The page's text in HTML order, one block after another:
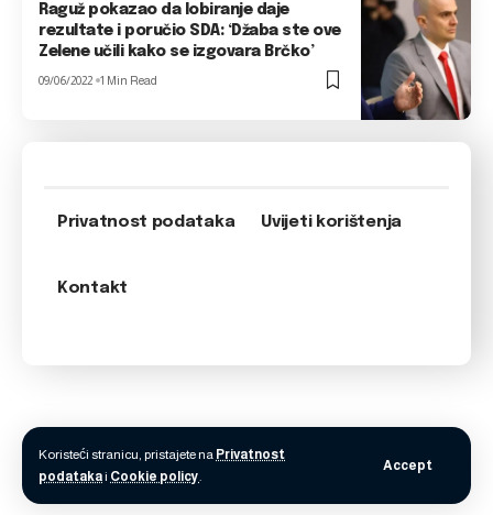
Koristeći stranicu, pristajete na Privatnost
podatakai Cookie policy.
Accept
Raguž pokazao da lobiranje daje
rezultate i poručio SDA: ‘Džaba ste ove
Zelene učili kako se izgovara Brčko’
09/06/2022 1 Min Read
Privatnost podataka Uvijeti korištenja
Kontakt